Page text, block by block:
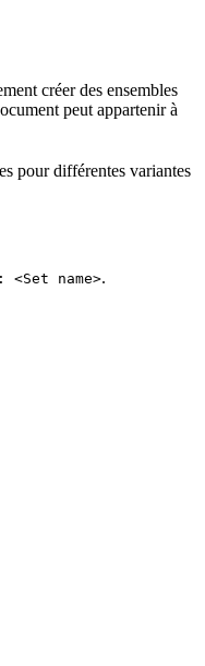
créer des ensembles
peut appartenir à
pour différentes variantes
<Set name>.